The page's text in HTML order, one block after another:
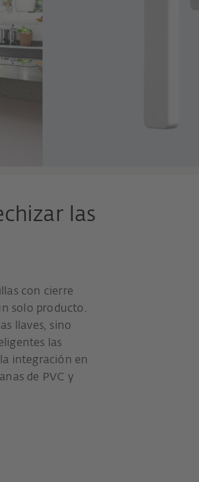
las
con cierre
solo producto.
llaves, sino
las
integración en
de PVC y